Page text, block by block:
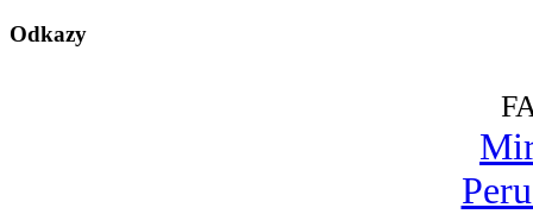
Odkazy